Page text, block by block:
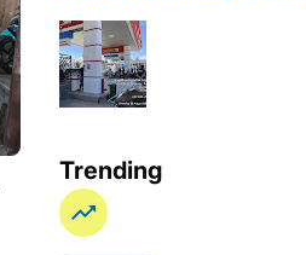
Trending